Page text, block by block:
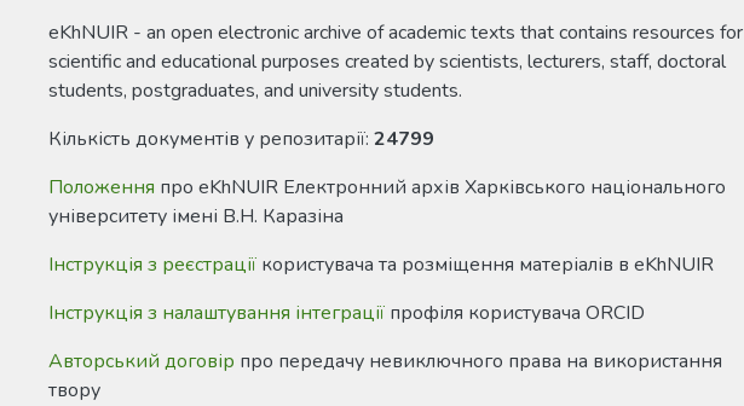
eKhNUIR - an open electronic archive of academic texts that contains resources for
scientific and educational purposes created by scientists, lecturers, staff, doctoral
students, postgraduates, and university students.
Кількість документів у репозитарії: 24799
Положення про eKhNUIR Електронний архів Харківського національного
університету імені В.Н. Каразіна
Інструкція з реєстрації користувача та розміщення матеріалів в eKhNUIR
Інструкція з налаштування інтеграції профіля користувача ORCID
Авторський договір про передачу невиключного права на використання
твору